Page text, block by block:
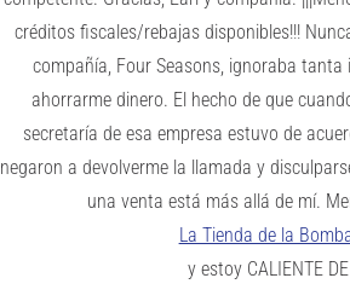
créditos fiscales/rebajas disponibles!!!
compañía, Four Seasons, ignoraba
ahorrarme dinero. El hecho de que
secretaría de esa empresa estuvo de
negaron a devolverme la llamada y
una venta está más allá de mí.
La Tienda de la
y estoy CALIENTE DE